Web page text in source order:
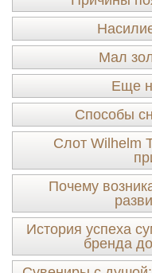
Мал
Еще
Способы
Слот Wilhelm
Почему
История успеха
бренда